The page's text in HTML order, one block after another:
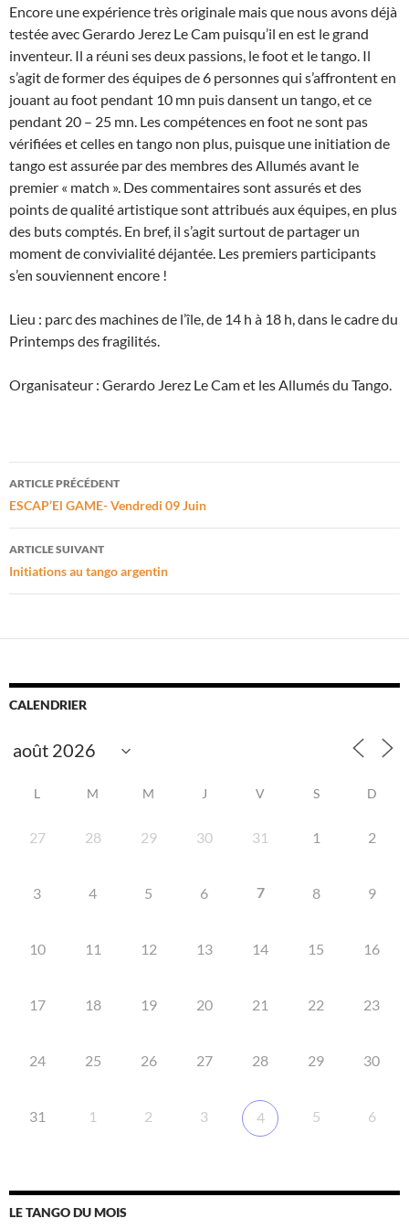
Encore une expérience très originale mais que nous avons déjà
testée avec Gerardo Jerez Le Cam puisqu’il en est le grand
inventeur. Il a réuni ses deux passions, le foot et le tango. Il
s’agit de former des équipes de 6 personnes qui s’affrontent en
jouant au foot pendant 10 mn puis dansent un tango, et ce
pendant 20 – 25 mn. Les compétences en foot ne sont pas
vérifiées et celles en tango non plus, puisque une initiation de
tango est assurée par des membres des Allumés avant le
premier « match ». Des commentaires sont assurés et des
points de qualité artistique sont attribués aux équipes, en plus
des buts comptés. En bref, il s’agit surtout de partager un
moment de convivialité déjantée. Les premiers participants
s’en souviennent encore !
Lieu : parc des machines de l’île, de 14 h à 18 h, dans le cadre du
Printemps des fragilités.
Organisateur : Gerardo Jerez Le Cam et les Allumés du Tango.
Navigation
des
articles
ARTICLE PRÉCÉDENT
ESCAP’El GAME- Vendredi 09 Juin
ARTICLE SUIVANT
Initiations au tango argentin
CALENDRIER
L M M J V S D
27 28 29 30 31 1 2
3 4 5 6 7 8 9
10 11 12 13 14 15 16
17 18 19 20 21 22 23
24 25 26 27 28 29 30
31 1 2 3 4 5 6
LE TANGO DU MOIS